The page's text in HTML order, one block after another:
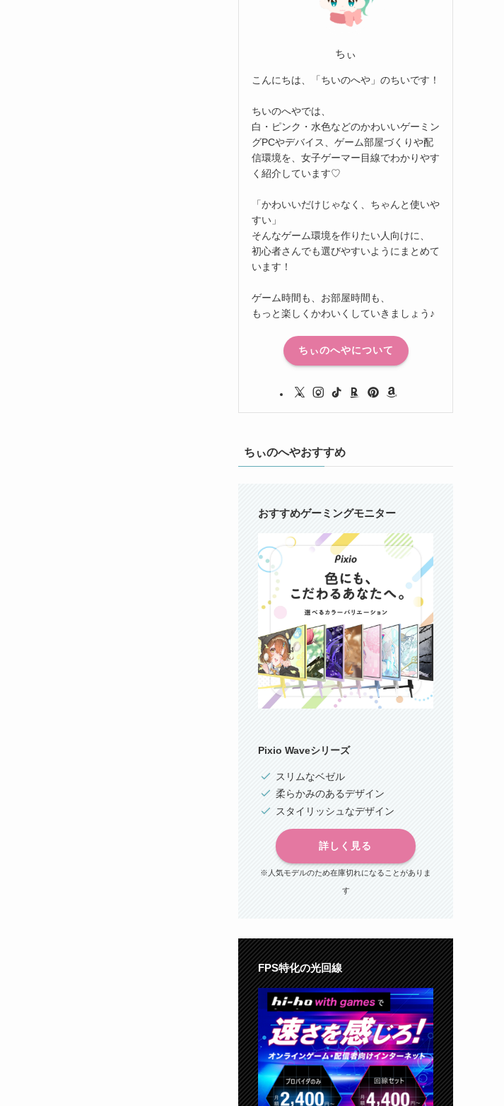
ちぃ
こんにちは、「ちいのへや」のちいです！
ちいのへやでは、
白・ピンク・水色などのかわいいゲーミン
グPCやデバイス、ゲーム部屋づくりや配
信環境を、女子ゲーマー目線でわかりやす
く紹介しています♡
「かわいいだけじゃなく、ちゃんと使いや
すい」
そんなゲーム環境を作りたい人向けに、
初心者さんでも選びやすいようにまとめて
います！
ゲーム時間も、お部屋時間も、
もっと楽しくかわいくしていきましょう♪
ちぃのへやについて
ちぃのへやおすすめ
おすすめゲーミングモニター
Pixio Waveシリーズ
スリムなベゼル
柔らかみのあるデザイン
スタイリッシュなデザイン
詳しく見る
※人気モデルのため在庫切れになることがありま
す
FPS特化の光回線